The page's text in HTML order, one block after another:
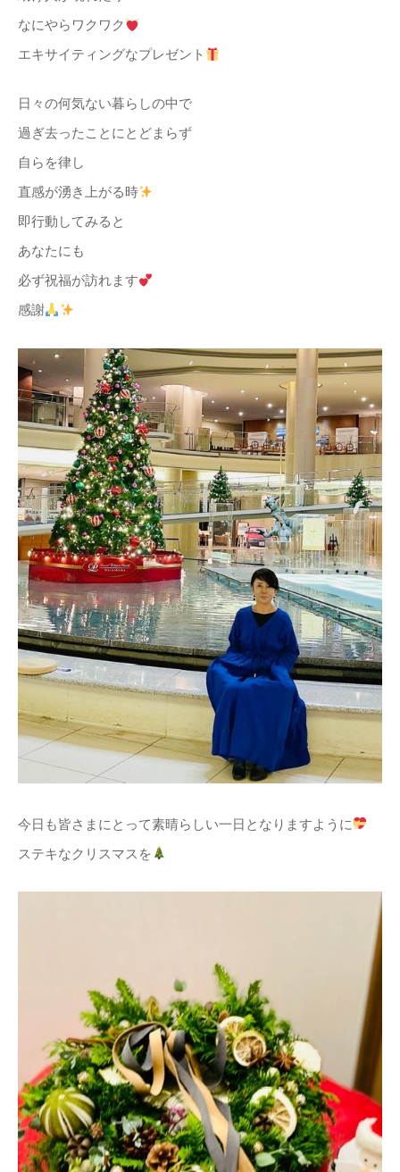
なにやらワクワク
エキサイティングなプレゼント
日々の何気ない暮らしの中で
過ぎ去ったことにとどまらず
自らを律し
直感が湧き上がる時
即行動してみると
あなたにも
必ず祝福が訪れます
感謝
今日も皆さまにとって素晴らしい一日となりますように
ステキなクリスマスを